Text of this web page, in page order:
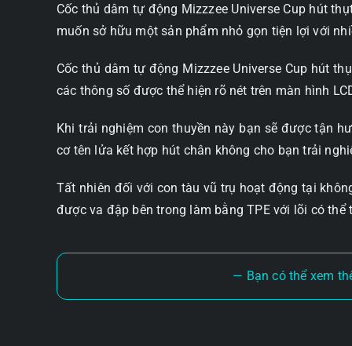
Cốc thủ dâm tự động Mizzzee Universe Cup hút
muốn sở hữu một sản phẩm nhỏ gọn tiện lợi với
Cốc thủ dâm tự động Mizzzee Universe Cup hút
các thông số được thể hiện rõ nét trên màn hình
Khi trải nghiệm con thuyền này bạn sẽ được tận
cơ tên lửa kết hợp hút chân không cho bạn trải
Tất nhiên đối với con tàu vũ trụ hoạt động tại
được va đập bên trong làm bằng TPE với lõi có
— Bạn có thể xem